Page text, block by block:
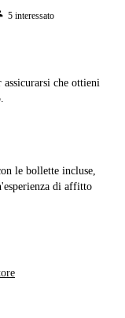
5 interessato
che ottieni
le bollette incluse,
di affitto